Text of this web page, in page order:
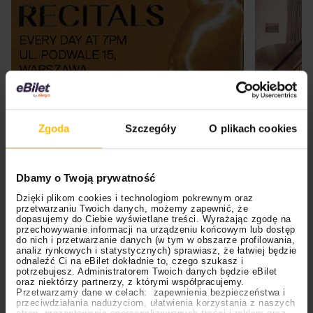
Zgoda Szczegóły O plikach cookies
Dbamy o Twoją prywatność
Dzięki plikom cookies i technologiom pokrewnym oraz
przetwarzaniu Twoich danych, możemy zapewnić, że
dopasujemy do Ciebie wyświetlane treści. Wyrażając zgodę na
przechowywanie informacji na urządzeniu końcowym lub dostęp
do nich i przetwarzanie danych (w tym w obszarze profilowania,
analiz rynkowych i statystycznych) sprawiasz, że łatwiej będzie
odnaleźć Ci na eBilet dokładnie to, czego szukasz i
potrzebujesz. Administratorem Twoich danych będzie eBilet
oraz niektórzy partnerzy, z którymi współpracujemy.
Przetwarzamy dane w celach: zapewnienia bezpieczeństwa i
przeciwdziałania nadużyciom, ułatwienia korzystania z naszych